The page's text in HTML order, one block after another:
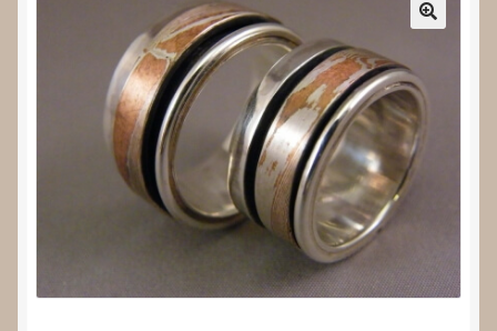
Submenu
uitvouwen